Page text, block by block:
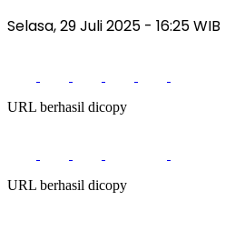
Selasa, 29 Juli 2025 - 16:25 WIB
URL berhasil dicopy
URL berhasil dicopy